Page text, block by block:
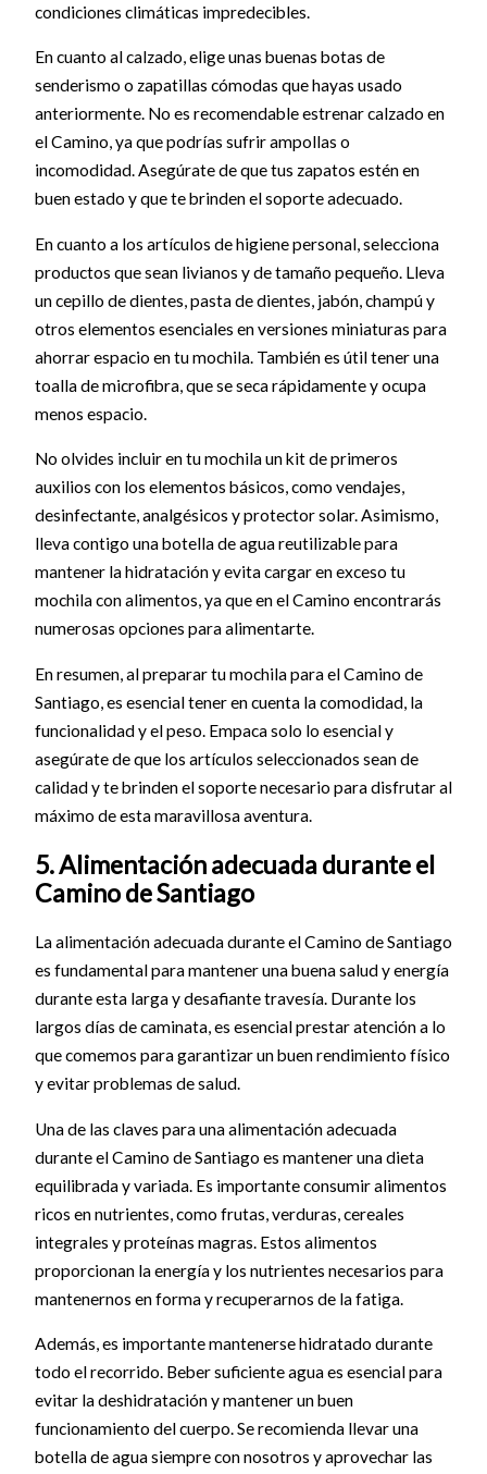
condiciones climáticas impredecibles.
En cuanto al calzado, elige unas buenas botas de
senderismo o zapatillas cómodas que hayas usado
anteriormente. No es recomendable estrenar calzado en
el Camino, ya que podrías sufrir ampollas o
incomodidad. Asegúrate de que tus zapatos estén en
buen estado y que te brinden el soporte adecuado.
En cuanto a los artículos de higiene personal, selecciona
productos que sean livianos y de tamaño pequeño. Lleva
un cepillo de dientes, pasta de dientes, jabón, champú y
otros elementos esenciales en versiones miniaturas para
ahorrar espacio en tu mochila. También es útil tener una
toalla de microfibra, que se seca rápidamente y ocupa
menos espacio.
No olvides incluir en tu mochila un kit de primeros
auxilios con los elementos básicos, como vendajes,
desinfectante, analgésicos y protector solar. Asimismo,
lleva contigo una botella de agua reutilizable para
mantener la hidratación y evita cargar en exceso tu
mochila con alimentos, ya que en el Camino encontrarás
numerosas opciones para alimentarte.
En resumen, al preparar tu mochila para el Camino de
Santiago, es esencial tener en cuenta la comodidad, la
funcionalidad y el peso. Empaca solo lo esencial y
asegúrate de que los artículos seleccionados sean de
calidad y te brinden el soporte necesario para disfrutar al
máximo de esta maravillosa aventura.
5. Alimentación adecuada durante el
Camino de Santiago
La alimentación adecuada durante el Camino de Santiago
es fundamental para mantener una buena salud y energía
durante esta larga y desafiante travesía. Durante los
largos días de caminata, es esencial prestar atención a lo
que comemos para garantizar un buen rendimiento físico
y evitar problemas de salud.
Una de las claves para una alimentación adecuada
durante el Camino de Santiago es mantener una dieta
equilibrada y variada. Es importante consumir alimentos
ricos en nutrientes, como frutas, verduras, cereales
integrales y proteínas magras. Estos alimentos
proporcionan la energía y los nutrientes necesarios para
mantenernos en forma y recuperarnos de la fatiga.
Además, es importante mantenerse hidratado durante
todo el recorrido. Beber suficiente agua es esencial para
evitar la deshidratación y mantener un buen
funcionamiento del cuerpo. Se recomienda llevar una
botella de agua siempre con nosotros y aprovechar las